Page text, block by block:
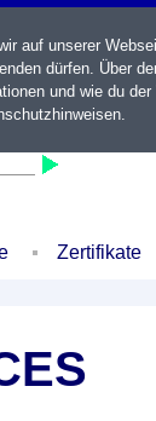
Zertifikate
auf unserer
dürfen. Über
und wie du
.